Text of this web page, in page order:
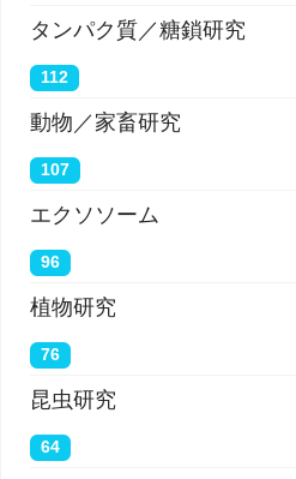
タンパク質／糖鎖研究
112
動物／家畜研究
107
エクソソーム
96
植物研究
76
昆虫研究
64